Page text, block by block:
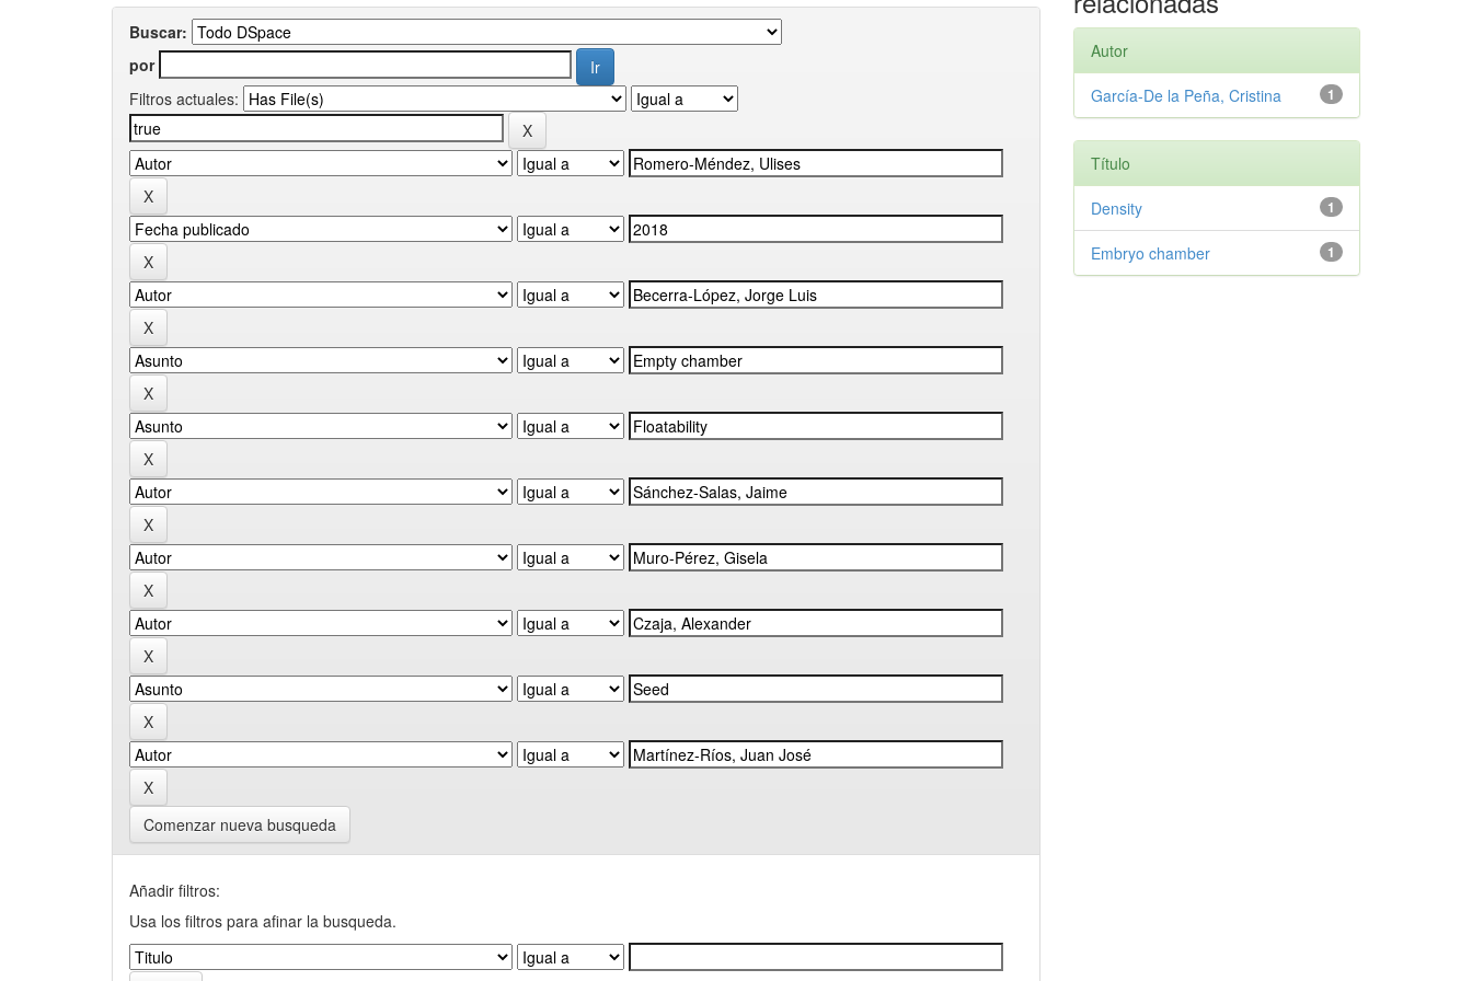
Buscar:
por
Filtros actuales:
Comenzar nueva busqueda
Añadir filtros:
Usa los filtros para afinar la busqueda.
Autor
1
García-De la Peña, Cristina
Título
1
Density
1
Embryo chamber